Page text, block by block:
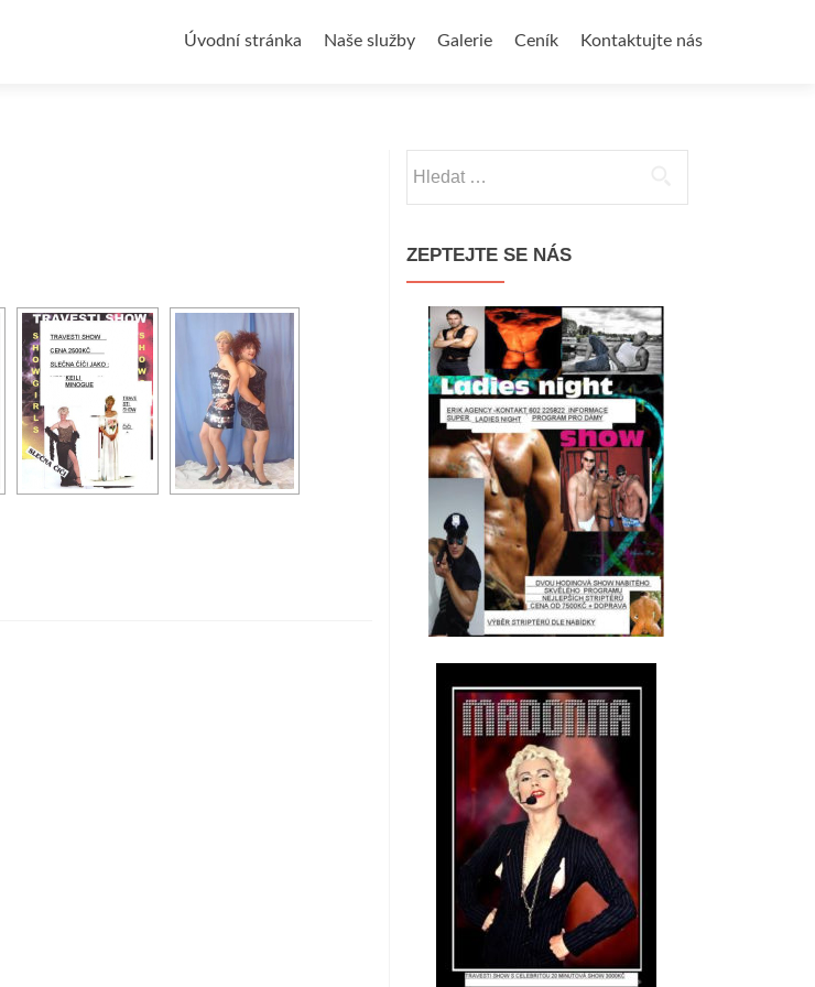
Úvodní stránka
Naše služby Galerie Ceník Kontaktujte nás
ZEPTEJTE SE NÁS